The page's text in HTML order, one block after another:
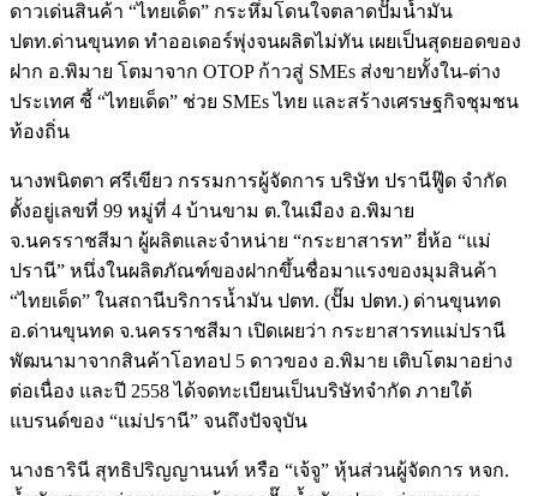
ดาวเด่นสินค้า “ไทยเด็ด” กระหึ่มโดนใจตลาดปั๊มน้ำมัน
ปตท.ด่านขุนทด ทำออเดอร์พุ่งจนผลิตไม่ทัน เผยเป็นสุดยอดของ
ฝาก อ.พิมาย โตมาจาก OTOP ก้าวสู่ SMEs ส่งขายทั้งใน-ต่าง
ประเทศ ชี้ “ไทยเด็ด” ช่วย SMEs ไทย และสร้างเศรษฐกิจชุมชน
ท้องถิ่น
นางพนิตตา ศรีเขียว กรรมการผู้จัดการ บริษัท ปรานีฟู๊ด จำกัด
ตั้งอยู่เลขที่ 99 หมู่ที่ 4 บ้านขาม ต.ในเมือง อ.พิมาย
จ.นครราชสีมา ผู้ผลิตและจำหน่าย “กระยาสารท” ยี่ห้อ “แม่
ปรานี” หนึ่งในผลิตภัณฑ์ของฝากขึ้นชื่อมาแรงของมุมสินค้า
“ไทยเด็ด” ในสถานีบริการน้ำมัน ปตท. (ปั๊ม ปตท.) ด่านขุนทด
อ.ด่านขุนทด จ.นครราชสีมา เปิดเผยว่า กระยาสารทแม่ปรานี
พัฒนามาจากสินค้าโอทอป 5 ดาวของ อ.พิมาย เติบโตมาอย่าง
ต่อเนื่อง และปี 2558 ได้จดทะเบียนเป็นบริษัทจำกัด ภายใต้
แบรนด์ของ “แม่ปรานี” จนถึงปัจจุบัน
นางธารินี สุทธิปริญญานนท์ หรือ “เจ้จู” หุ้นส่วนผู้จัดการ หจก.